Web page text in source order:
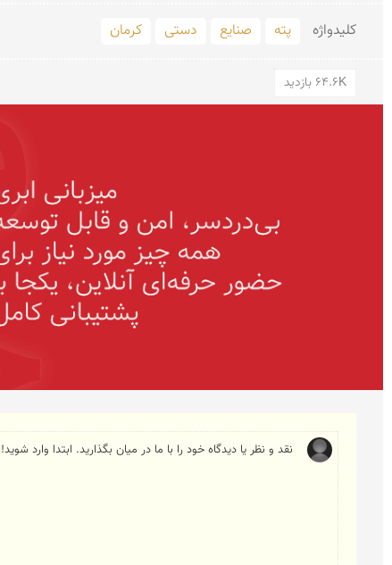
کلید‌واژه پته صنایع دستی کرمان
64.6K بازدید